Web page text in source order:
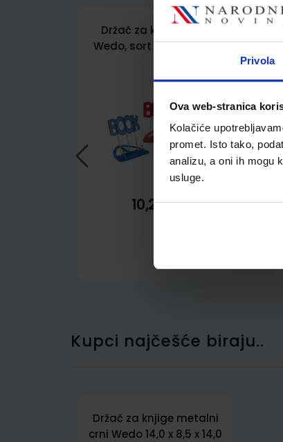
Privola
Ova web-stranica
Kolačiće
promet. Isto tako,
analizu, a oni ih mogu
usluge.
Držač za knjige Book
Wedo, sort boja: plava,
10,20 €
Kupci najčešće biraju..
Držač za knjige metalni
crni Wedo 14,0 x 8,5 x 14,0